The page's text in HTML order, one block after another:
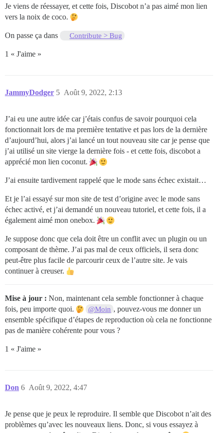
Je viens de réessayer, et cette fois, Discobot n’a pas aimé mon lien
vers la noix de coco.
On passe ça dans Contribute > Bug
1 « J'aime »
JammyDodger Août 9, 2022, 2:13
5
J’ai eu une autre idée car j’étais confus de savoir pourquoi cela
fonctionnait lors de ma première tentative et pas lors de la dernière
d’aujourd’hui, alors j’ai lancé un tout nouveau site car je pense que
j’ai utilisé un site vierge la dernière fois - et cette fois, discobot a
apprécié mon lien coconut.
J’ai ensuite tardivement rappelé que le mode sans échec existait…
Et je l’ai essayé sur mon site de test d’origine avec le mode sans
échec activé, et j’ai demandé un nouveau tutoriel, et cette fois, il a
également aimé mon onebox.
Je suppose donc que cela doit être un conflit avec un plugin ou un
composant de thème. J’ai pas mal de ceux officiels, il sera donc
peut-être plus facile de parcourir ceux de l’autre site. Je vais
continuer à creuser.
Mise à jour : Non, maintenant cela semble fonctionner à chaque
fois, peu importe quoi.
@Moin , pouvez-vous me donner un
ensemble spécifique d’étapes de reproduction où cela ne fonctionne
pas de manière cohérente pour vous ?
1 « J'aime »
Don Août 9, 2022, 4:47
6
Je pense que je peux le reproduire. Il semble que Discobot n’ait des
problèmes qu’avec les nouveaux liens. Donc, si vous essayez à